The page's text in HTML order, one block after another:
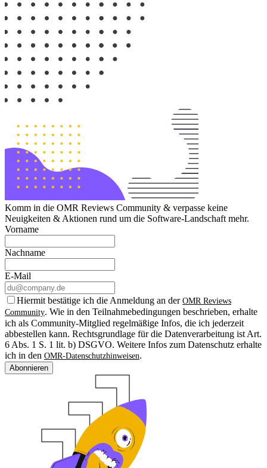
Komm in die OMR Reviews Community & verpasse keine
Neuigkeiten & Aktionen rund um die Software-Landschaft mehr.
Vorname
Nachname
E-Mail
Hiermit bestätige ich die Anmeldung an der OMR Reviews
Community. Wie in den Teilnahmebedingungen beschrieben, erhalte
ich als Community-Mitglied regelmäßige Infos, die ich jederzeit
abbestellen kann. Rechtsgrundlage für die Datenverarbeitung ist Art.
6 Abs. 1 S. 1 lit. b) DSGVO. Weitere Infos zum Datenschutz erhalte
ich in den OMR-Datenschutzhinweisen.
Abonnieren